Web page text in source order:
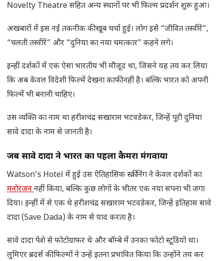
Novelty Theatre सहित अन्य स्थानों पर भी फिल्म प्रदर्शन शुरू हुआ।
अखबारों में इस नई तकनीक की खूब चर्चा हुई। लोग इसे “जीवित तस्वीरें”,
“चलती तस्वीरें” और “दुनिया का नया चमत्कार” कहने लगे।
इन्हीं दर्शकों में एक ऐसा भारतीय भी मौजूद था, जिसने यह तय कर लिया
कि अब केवल विदेशी फिल्में देखना काफी नहीं है। बल्कि भारत को अपनी
फिल्में भी बनानी चाहिए।
उस व्यक्ति का नाम था हरीशचंद्र सखाराम भटवडेकर, जिन्हें पूरी दुनिया
सावे दादा के नाम से जानती है।
जब सावे दादा ने भारत का पहला कैमरा मंगवाया
Watson’s Hotel में हुई उस ऐतिहासिक स्क्रीनिंग ने केवल दर्शकों का
मनोरंजननहीं किया, बल्कि कुछ लोगों के भीतर एक नया सपना भी जगा
दिया। इन्हीं में से एक थे हरीशचंद्र सखाराम भटवडेकर, जिन्हें इतिहास सावे
दादा (Save Dada) के नाम से याद करता है।
सावे दादा पेशे से फोटोग्राफर थे और बॉम्बे में उनका फोटो स्टूडियो था।
लुमिएर ब्रदर्स की फिल्मों ने उन्हें इतना प्रभावित किया कि उन्होंने तय कर